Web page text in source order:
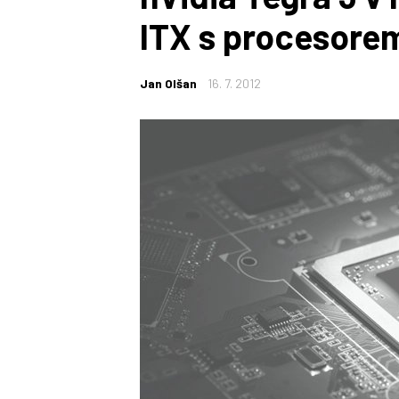
ITX s
Jan Olšan 16. 7. 2012